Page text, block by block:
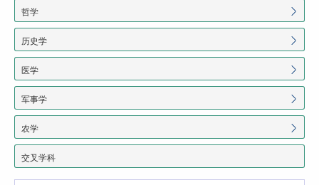
哲学
历史学
医学
军事学
农学
交叉学科